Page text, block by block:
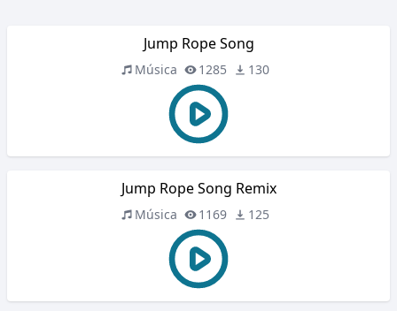
Jump Rope Song
Música 1285 130
Jump Rope Song Remix
Música 1169 125